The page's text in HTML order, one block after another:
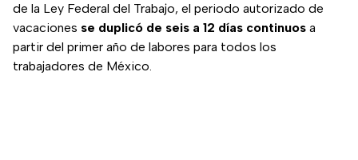
de la Ley Federal del Trabajo, el periodo autorizado de
vacaciones se duplicó de seis a 12 días continuos a
partir del primer año de labores para todos los
trabajadores de México.